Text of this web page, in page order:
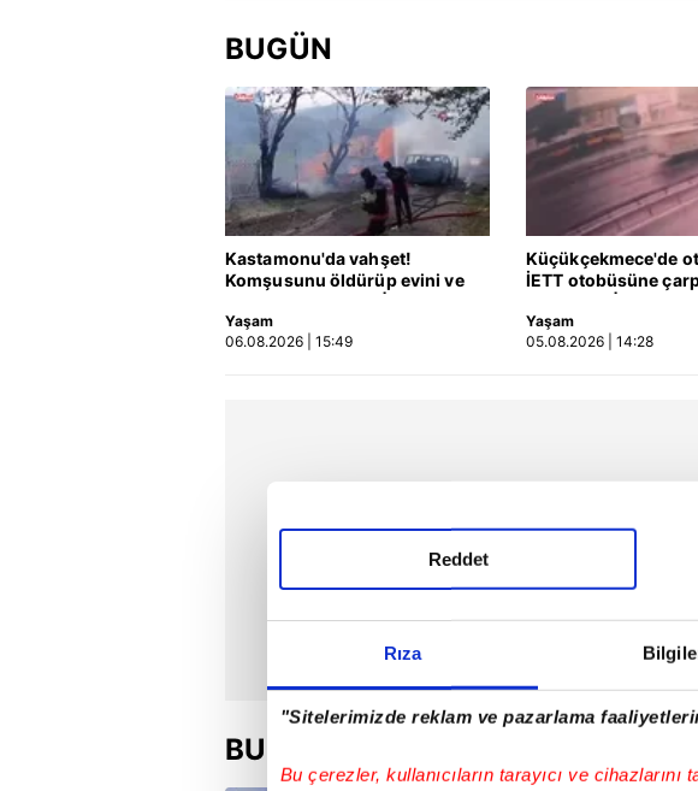
Rıza
"Sitelerimizde reklam ve pazarlama
Bu çerezler, kullanıcıların tarayıcı ve cihazlarını
Reddet
BUGÜN
Kastamonu'da vahşet!
Komşusunu öldürüp evini ve
Yaşam
06.08.2026 | 15:49
Küçükçekmece'de
İETT otobüsüne
Yaşam
05.08.2026 | 14:28
BU HAFTA